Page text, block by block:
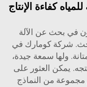
الإنتاج
عن الآلة
كومارك في
سمعة جيدة،
العثور على
من النماذج